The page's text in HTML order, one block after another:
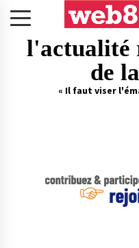
l'actualité
de
« Il faut viser